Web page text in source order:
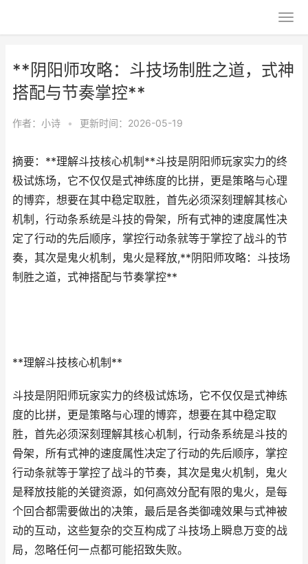
**阴阳师攻略：斗技场制胜之道，式神
搭配与节奏掌控**
作者： 小诗 • 更新时间：2026-05-19
摘要：**理解斗技核心机制**斗技是阴阳师玩家实力的终
极试炼场，它不仅仅是式神练度的比拼，更是策略与心理
的博弈，想要在其中稳定取胜，首先必须深刻理解其核心
机制，行动条系统是斗技的骨架，所有式神的速度属性决
定了行动的先后顺序，掌控行动条就等于掌控了战斗的节
奏，其次是鬼火机制，鬼火是释放,**阴阳师攻略：斗技场
制胜之道，式神搭配与节奏掌控**
**理解斗技核心机制**
斗技是阴阳师玩家实力的终极试炼场，它不仅仅是式神练
度的比拼，更是策略与心理的博弈，想要在其中稳定取
胜，首先必须深刻理解其核心机制，行动条系统是斗技的
骨架，所有式神的速度属性决定了行动的先后顺序，掌控
行动条就等于掌控了战斗的节奏，其次是鬼火机制，鬼火
是释放技能的关键资源，如何高效分配有限的鬼火，是每
个回合都需要做出的决策，最后是各类御魂效果与式神被
动的互动，这些复杂的交互构成了斗技场上瞬息万变的战
局，忽略任何一点都可能招致失败。